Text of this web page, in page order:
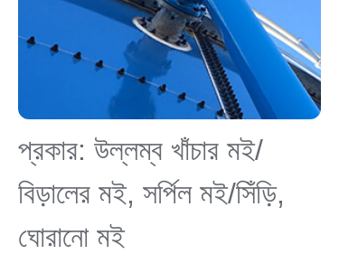
প্রকার: উল্লম্ব খাঁচার মই/
বিড়ালের মই, সর্পিল মই/সিঁড়ি,
ঘোরানো মই